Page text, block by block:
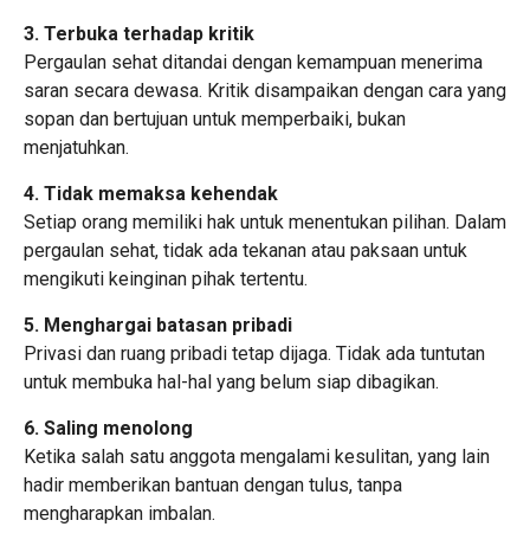
3. Terbuka terhadap kritik
Pergaulan sehat ditandai dengan kemampuan menerima
saran secara dewasa. Kritik disampaikan dengan cara yang
sopan dan bertujuan untuk memperbaiki, bukan
menjatuhkan.
4. Tidak memaksa kehendak
Setiap orang memiliki hak untuk menentukan pilihan. Dalam
pergaulan sehat, tidak ada tekanan atau paksaan untuk
mengikuti keinginan pihak tertentu.
5. Menghargai batasan pribadi
Privasi dan ruang pribadi tetap dijaga. Tidak ada tuntutan
untuk membuka hal-hal yang belum siap dibagikan.
6. Saling menolong
Ketika salah satu anggota mengalami kesulitan, yang lain
hadir memberikan bantuan dengan tulus, tanpa
mengharapkan imbalan.